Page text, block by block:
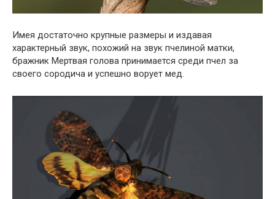
Имея достаточно крупные размеры и издавая
характерный звук, похожий на звук пчелиной матки,
бражник Мертвая голова принимается среди пчел за
своего сородича и успешно ворует мед.